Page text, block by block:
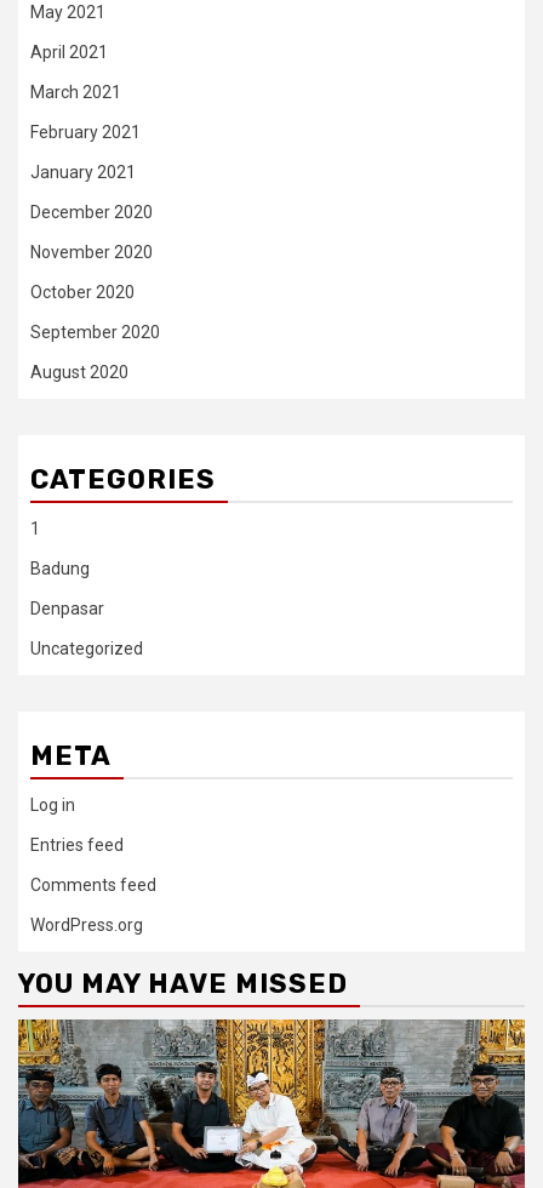
May 2021
April 2021
March 2021
February 2021
January 2021
December 2020
November 2020
October 2020
September 2020
August 2020
CATEGORIES
1
Badung
Denpasar
Uncategorized
META
Log in
Entries feed
Comments feed
WordPress.org
YOU MAY HAVE MISSED